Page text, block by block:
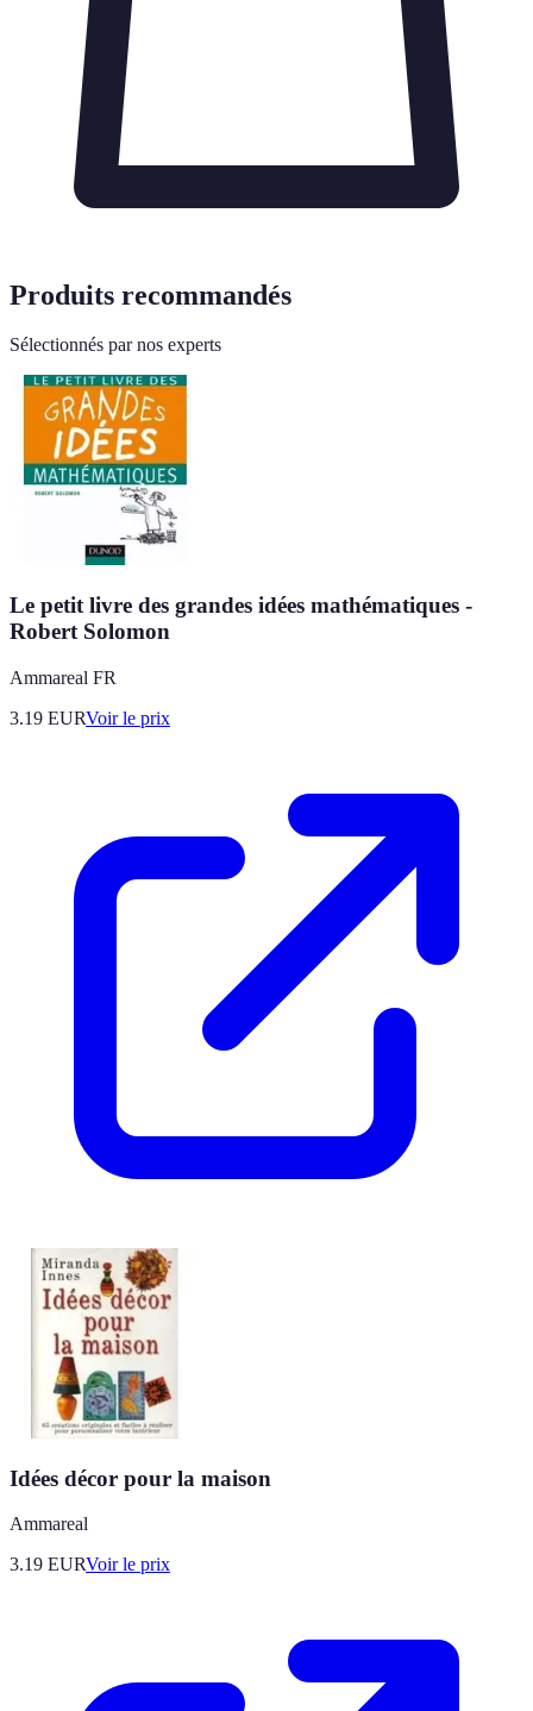
Produits recommandés
Sélectionnés par nos experts
Le petit livre des grandes idées mathématiques -
Robert Solomon
Ammareal FR
3.19 EURVoir le prix
Idées décor pour la maison
Ammareal
3.19 EURVoir le prix